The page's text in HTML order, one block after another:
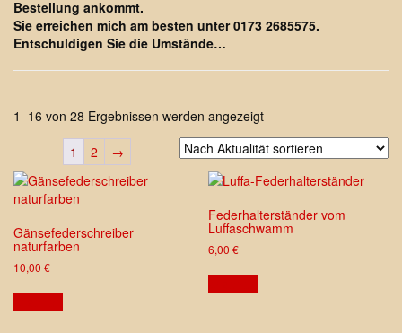
Bestellung ankommt.
Sie erreichen mich am besten unter 0173 2685575.
Entschuldigen Sie die Umstände…
1–16 von 28 Ergebnissen werden angezeigtNach
Aktualität
sortiert
1 2 →
Gänsefederschreiber
naturfarben
10,00 €
Federhalterständer vom
Luffaschwamm
6,00€